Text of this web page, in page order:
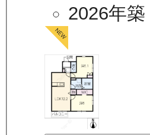
2026年築